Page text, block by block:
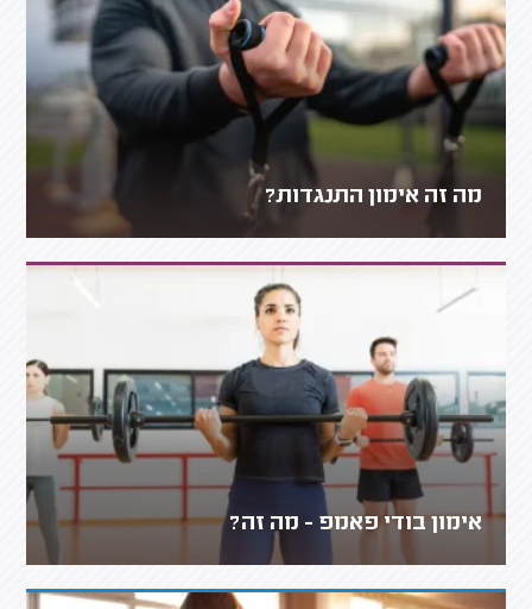
מה זה אימון התנגדות?
אימון בודי פאמפ - מה זה?